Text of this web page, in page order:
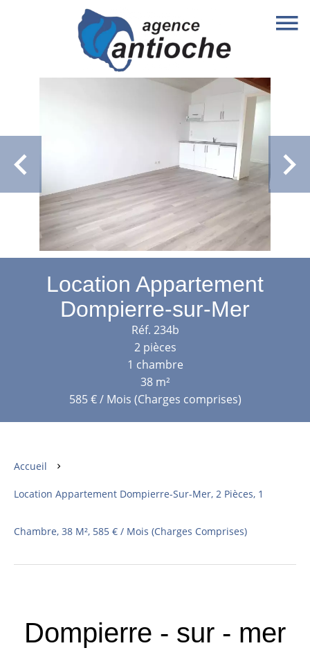
Location Appartement
Dompierre-sur-Mer
Réf. 234b
2 pièces
1 chambre
38 m²
585 € / Mois (Charges comprises)
Accueil
Location Appartement Dompierre-Sur-Mer, 2 Pièces, 1
Chambre, 38 M², 585 € / Mois (Charges Comprises)
Dompierre - sur - mer